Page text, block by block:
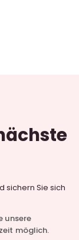
sichern Sie sich
unsere
möglich.